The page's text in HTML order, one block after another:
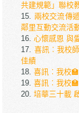
共建規範」聯校
兩校交流傳
鄰里互動交流活
心懷感恩 與
喜訊︰我校
佳績
喜訊︰我校
喜訊︰我校
培華三十載